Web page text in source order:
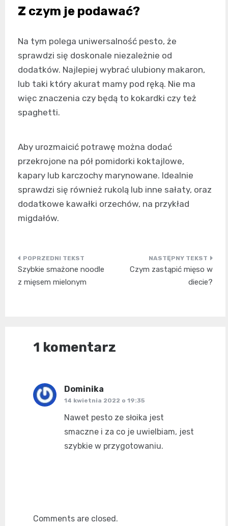
Z czym je podawać?
Na tym polega uniwersalność pesto, że
sprawdzi się doskonale niezależnie od
dodatków. Najlepiej wybrać ulubiony makaron,
lub taki który akurat mamy pod ręką. Nie ma
więc znaczenia czy będą to kokardki czy też
spaghetti.
Aby urozmaicić potrawę można dodać
przekrojone na pół pomidorki koktajlowe,
kapary lub karczochy marynowane. Idealnie
sprawdzi się również rukolą lub inne sałaty, oraz
dodatkowe kawałki orzechów, na przykład
migdałów.
Nawigacja
wpisu
Szybkie smażone noodle
z mięsem mielonym
Czym zastąpić mięso w
diecie?
1 komentarz
Dominika
14 kwietnia 2022 o 19:35
Nawet pesto ze słoika jest
smaczne i za co je uwielbiam, jest
szybkie w przygotowaniu.
Comments are closed.